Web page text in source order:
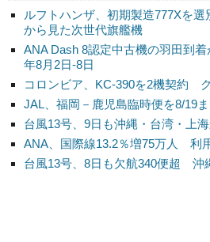
ルフトハンザ、初期製造777Xを
から見た次世代旗艦機
ANA Dash 8認定中古機の羽田到
年8月2日-8日
コロンビア、KC-390を2機契約
JAL、福岡－鹿児島臨時便を8/19
台風13号、9日も沖縄・台湾・上
ANA、国際線13.2％増75万人 利
台風13号、8日も欠航340便超 沖